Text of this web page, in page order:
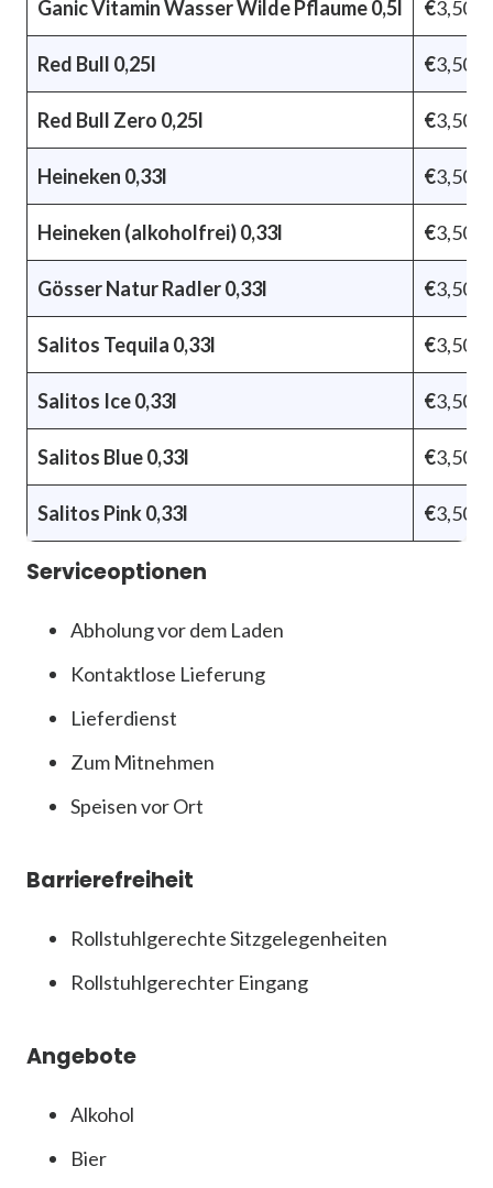
Ganic Vitamin Wasser Wilde Pflaume 0,5l €3,50
Red Bull 0,25l €3,50
Red Bull Zero 0,25l €3,50
Heineken 0,33l €3,50
Heineken (alkoholfrei) 0,33l €3,50
Gösser Natur Radler 0,33l €3,50
Salitos Tequila 0,33l €3,50
Salitos Ice 0,33l €3,50
Salitos Blue 0,33l €3,50
Salitos Pink 0,33l €3,50
Serviceoptionen
Abholung vor dem Laden
Kontaktlose Lieferung
Lieferdienst
Zum Mitnehmen
Speisen vor Ort
Barrierefreiheit
Rollstuhlgerechte Sitzgelegenheiten
Rollstuhlgerechter Eingang
Angebote
Alkohol
Bier